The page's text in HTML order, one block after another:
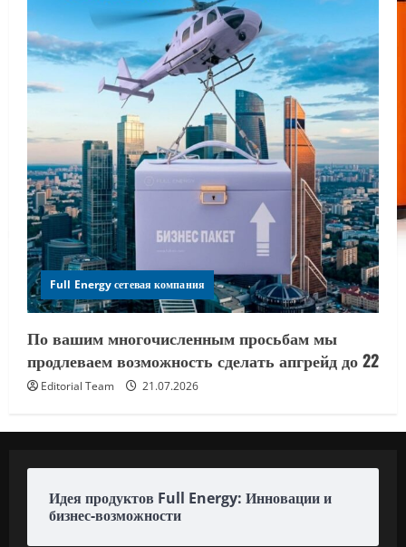
Full Energy сетевая компания
По вашим многочисленным просьбам мы
продлеваем возможность сделать апгрейд до 22
Editorial Team 21.07.2026
Идея продуктов Full Energy: Инновации и
бизнес-возможности